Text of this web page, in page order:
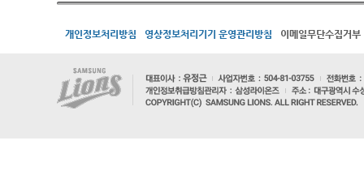
개인정보처리방침 영상정보처리기기 운영관리방침 이메일무단수집거부